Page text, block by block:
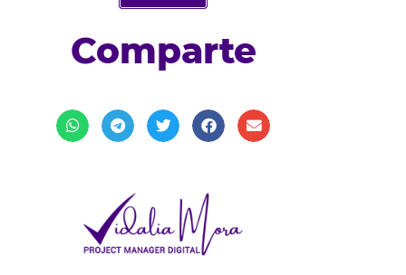
Comparte